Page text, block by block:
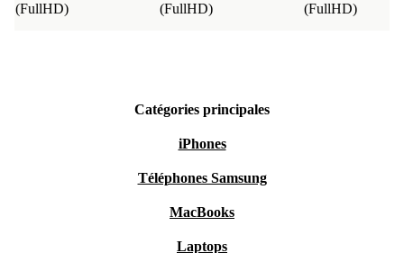
(FullHD)
(FullHD)
(FullHD)
Catégories principales
iPhones
Téléphones Samsung
MacBooks
Laptops